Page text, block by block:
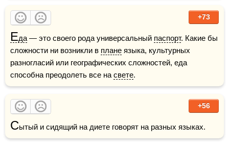
+73
Еда — это своего рода универсальный паспорт. Какие бы
сложности ни возникли в плане языка, культурных
разногласий или географических сложностей, еда
способна преодолеть все на свете.
+56
Сытый и сидящий на диете говорят на разных языках.